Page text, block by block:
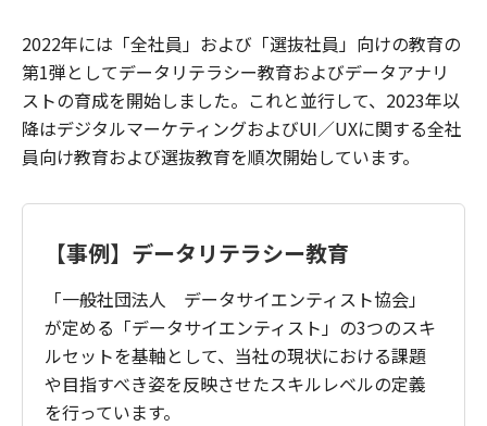
2022年には「全社員」および「選抜社員」向けの教育の
第1弾としてデータリテラシー教育およびデータアナリ
ストの育成を開始しました。これと並行して、2023年以
降はデジタルマーケティングおよびUI／UXに関する全社
員向け教育および選抜教育を順次開始しています。
【事例】データリテラシー教育
「一般社団法人 データサイエンティスト協会」
が定める「データサイエンティスト」の3つのスキ
ルセットを基軸として、当社の現状における課題
や目指すべき姿を反映させたスキルレベルの定義
を行っています。